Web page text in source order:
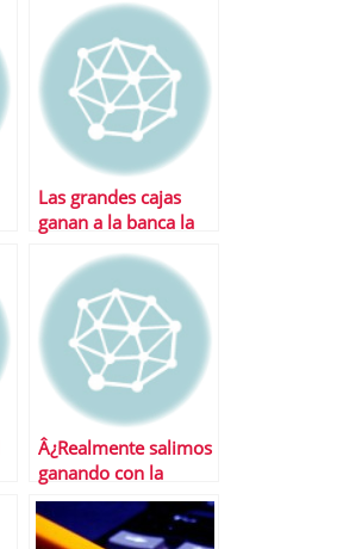
Las grandes cajas
ganan a la banca la
en 2010
Â¿Realmente salimos
ganando con la
guerra del pasivo?